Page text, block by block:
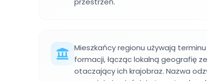
Mieszkańcy regionu używają
formacji, łącząc lokalną geografię
otaczający ich krajobraz. Nazwa